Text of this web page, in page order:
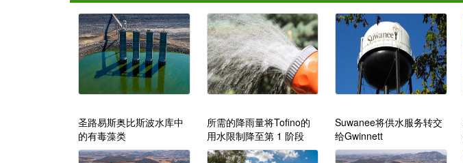
圣路易斯奥比斯波水库中
的有毒藻类
所需的降雨量将Tofino的
用水限制降至第 1 阶段
Suwanee将供水服务转交
给Gwinnett